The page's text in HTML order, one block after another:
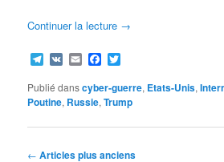
Continuer la lecture →
Telegram
VK EmailFacebook
Publié danscyber-guerre, Etats-Unis,
Poutine, Russie,Trump
Navigation
← Articles plus anciens